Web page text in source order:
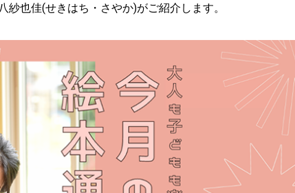
紗也佳(せきはち・さやか)がご紹介します。